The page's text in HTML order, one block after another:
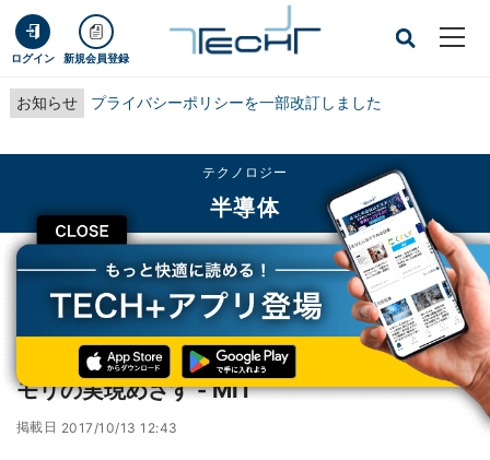
ログイン 新規会員登録
お知らせ プライバシーポリシーを一部改訂しました
CLOSE
テクノロジー
半導体
TECH+ テクノロジー
半導体
磁気スキルミオンを利用した高密度・高速メモリの実現めざす - MIT
磁気スキルミオンを利用した高密度・高速メ
モリの実現めざす - MIT
掲載日 2017/10/13 12:43